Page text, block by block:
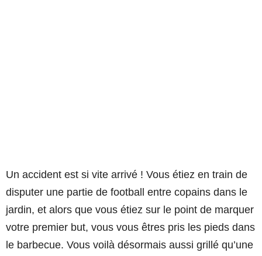
Un accident est si vite arrivé ! Vous étiez en train de
disputer une partie de football entre copains dans le
jardin, et alors que vous étiez sur le point de marquer
votre premier but, vous vous êtres pris les pieds dans
le barbecue. Vous voilà désormais aussi grillé qu’une